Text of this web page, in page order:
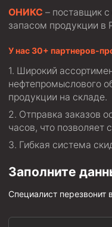
ОНИКС – поставщик
запасом продукции в
У нас 30+ партнеров-
Широкий
нефтепромыслового
продукции на складе.
Отправка заказов
часов, что позволяет
Гибкая система
Заполните
Специалист перезвонит